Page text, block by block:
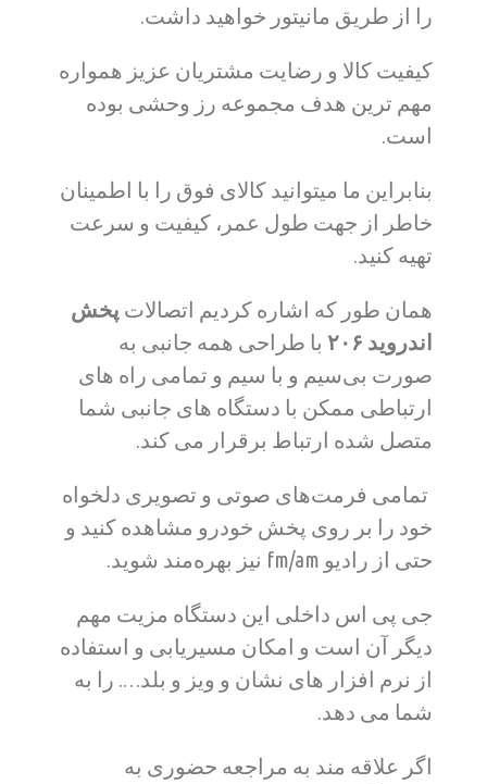
را از طریق مانیتور خواهید داشت.
کیفیت کالا و رضایت مشتریان عزیز همواره
مهم ترین هدف مجموعه رز وحشی بوده
است.
بنابراین ما میتوانید کالای فوق را با اطمینان
خاطر از جهت طول عمر، کیفیت و سرعت
تهیه کنید.
همان طور که اشاره کردیم اتصالات پخش
اندروید ۲۰۶
با طراحی همه جانبی به
صورت بی‌سیم و با سیم و تمامی راه های
ارتباطی ممکن با دستگاه های جانبی شما
متصل شده ارتباط برقرار می کند.
تمامی فرمت‌های صوتی و تصویری دلخواه
خود را بر روی پخش خودرو مشاهده کنید و
حتی از رادیو fm/am نیز بهره‌مند شوید.
جی پی اس داخلی این دستگاه مزیت مهم
دیگر آن است و امکان مسیریابی و استفاده
از نرم افزار های نشان و ویز و بلد…. را به
شما می دهد.
اگر علاقه مند به مراجعه حضوری به